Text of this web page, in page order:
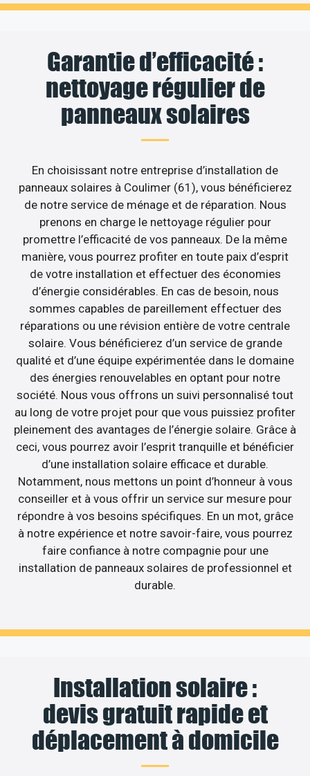
Garantie d’efficacité :
nettoyage régulier de
panneaux solaires
En choisissant notre entreprise d’installation de
panneaux solaires à Coulimer (61), vous bénéficierez
de notre service de ménage et de réparation. Nous
prenons en charge le nettoyage régulier pour
promettre l’efficacité de vos panneaux. De la même
manière, vous pourrez profiter en toute paix d’esprit
de votre installation et effectuer des économies
d’énergie considérables. En cas de besoin, nous
sommes capables de pareillement effectuer des
réparations ou une révision entière de votre centrale
solaire. Vous bénéficierez d’un service de grande
qualité et d’une équipe expérimentée dans le domaine
des énergies renouvelables en optant pour notre
société. Nous vous offrons un suivi personnalisé tout
au long de votre projet pour que vous puissiez profiter
pleinement des avantages de l’énergie solaire. Grâce à
ceci, vous pourrez avoir l’esprit tranquille et bénéficier
d’une installation solaire efficace et durable.
Notamment, nous mettons un point d’honneur à vous
conseiller et à vous offrir un service sur mesure pour
répondre à vos besoins spécifiques. En un mot, grâce
à notre expérience et notre savoir-faire, vous pourrez
faire confiance à notre compagnie pour une
installation de panneaux solaires de professionnel et
durable.
Installation solaire :
devis gratuit rapide et
déplacement à domicile